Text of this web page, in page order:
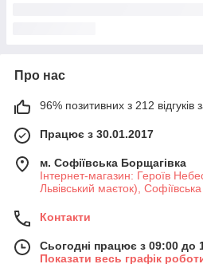
Про нас
96% позитивних з 212 відгуків
Працює з 30.01.2017
м. Софіївська Борщагівка
Інтернет-магазин: Героїв
Львівський маєток),
Контакти
Сьогодні працює з 09:00 до
Показати весь графік